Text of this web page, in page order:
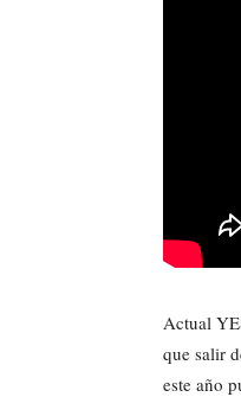
Actual
que salir
este año